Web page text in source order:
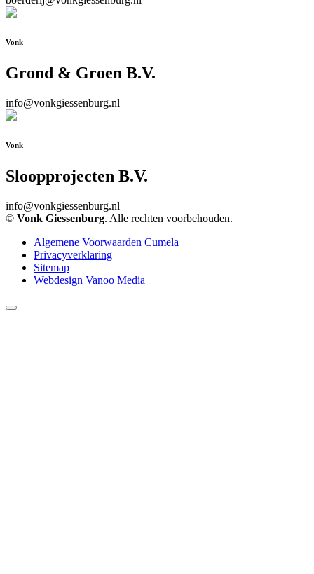
Vonk
Grond & Groen B.V.
info@vonkgiessenburg.nl
Vonk
Sloopprojecten B.V.
info@vonkgiessenburg.nl
© Vonk Giessenburg. Alle rechten voorbehouden.
Algemene Voorwaarden Cumela
Privacyverklaring
Sitemap
Webdesign Vanoo Media